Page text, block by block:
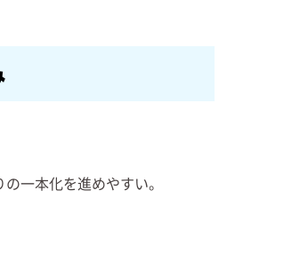
一本化を進めやすい。